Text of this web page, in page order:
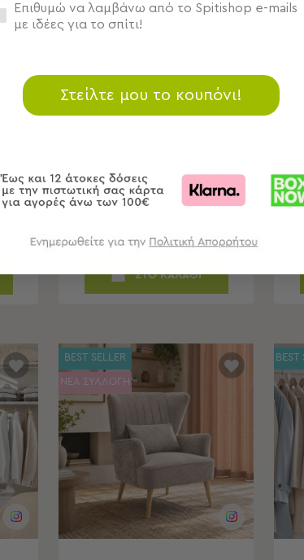
ΣΕ ΑΠΟΘΕΜΑ
ΣΤΟ ΚΑΛΑΘΙ
BEST SELLER
ΝΕΑ ΣΥΛΛΟΓΗ
BEST
Επιθυμώ να λαμβάνω από το Spitishop e-mails
με ιδέες για το σπίτι!
Στείλτε μου το κουπόνι!